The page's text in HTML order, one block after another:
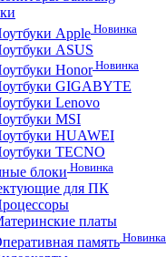
Apple Новинка
ASUS
HonorНовинка
GIGABYTE
Lenovo
MSI
HUAWEI
TECNO
блоки Новинка
для ПК
платы
память Новинка